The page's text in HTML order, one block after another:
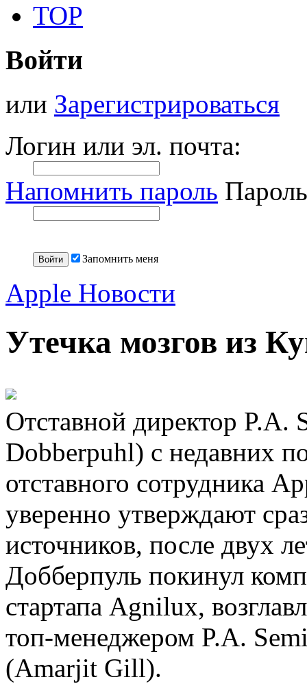
TOP
Войти
или Зарегистрироваться
Логин или эл. почта:
Напомнить пароль
Запомнить меня
Apple Новости
Утечка мозгов из
Отставной директор
Dobberpuhl) с недавних
отставного сотрудника
уверенно утверждают
источников, после двух
Добберпуль покинул
стартапа Agnilux,
топ-менеджером P.A.
(Amarjit Gill).